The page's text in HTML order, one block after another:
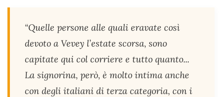
“Quelle persone alle quali eravate così
devoto a Vevey l’estate scorsa, sono
capitate qui col corriere e tutto quanto...
La signorina, però, è molto intima anche
con degli italiani di terza categoria, con i